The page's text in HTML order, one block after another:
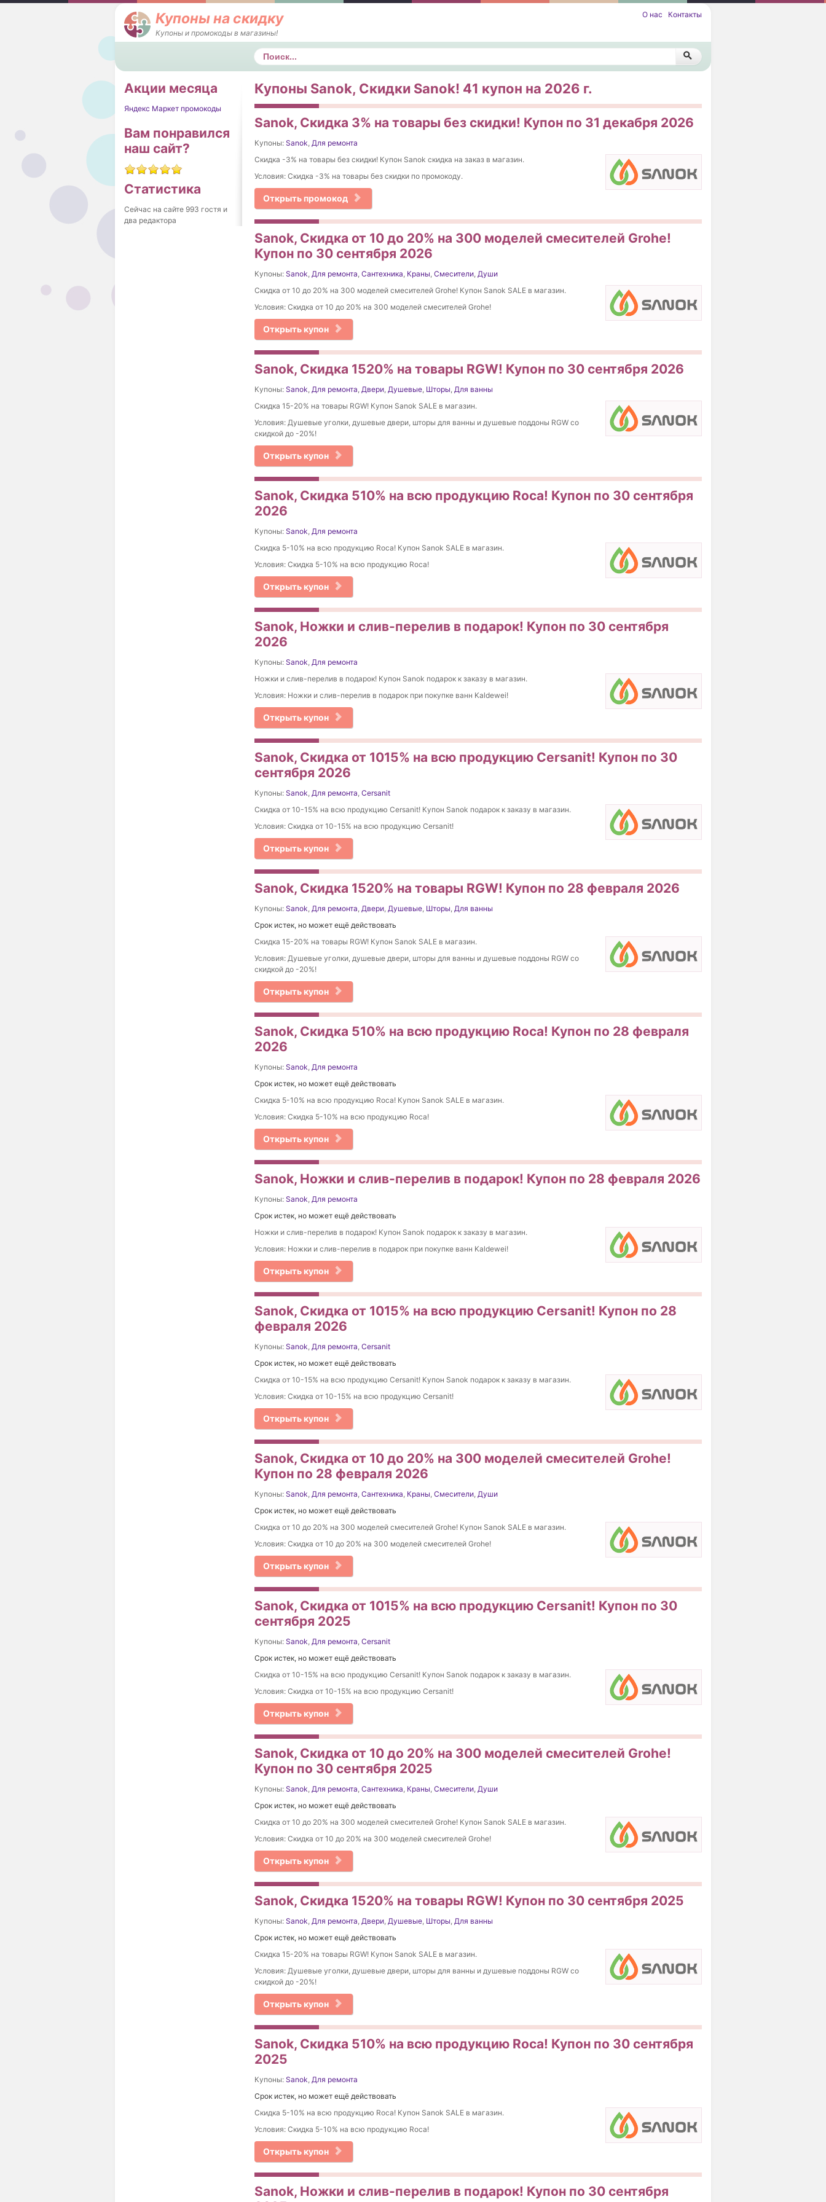
Купоны на скидку
Купоны и промокоды в магазины!
О нас Контакты
Поиск
Акции месяца
Яндекс Маркет промокоды
Вам понравился
наш сайт?
Статистика
Сейчас на сайте 993 гостя и
два редактора
Купоны Sanok, Скидки Sanok! 41 купон на 2026 г.
Sanok, Скидка 3% на товары без скидки! Купон по 31 декабря 2026
Купоны: Sanok, Для ремонта
Скидка -3% на товары без скидки! Купон Sanok скидка на заказ в магазин.
Условия: Скидка -3% на товары без скидки по промокоду.
Открыть промокод
Sanok, Скидка от 10 до 20% на 300 моделей смесителей Grohe!
Купон по 30 сентября 2026
Купоны: Sanok, Для ремонта, Сантехника, Краны, Смесители, Души
Скидка от 10 до 20% на 300 моделей смесителей Grohe! Купон Sanok SALE в магазин.
Условия: Скидка от 10 до 20% на 300 моделей смесителей Grohe!
Открыть купон
Sanok, Скидка 1520% на товары RGW! Купон по 30 сентября 2026
Купоны: Sanok, Для ремонта, Двери, Душевые, Шторы, Для ванны
Скидка 15-20% на товары RGW! Купон Sanok SALE в магазин.
Условия: Душевые уголки, душевые двери, шторы для ванны и душевые поддоны RGW со
скидкой до -20%!
Открыть купон
Sanok, Скидка 510% на вcю продукцию Roca! Купон по 30 сентября
2026
Купоны: Sanok, Для ремонта
Скидка 5-10% на вcю продукцию Roca! Купон Sanok SALE в магазин.
Условия: Скидка 5-10% на вcю продукцию Roca!
Открыть купон
Sanok, Ножки и слив-перелив в подарок! Купон по 30 сентября
2026
Купоны: Sanok, Для ремонта
Ножки и слив-перелив в подарок! Купон Sanok подарок к заказу в магазин.
Условия: Ножки и слив-перелив в подарок при покупке ванн Kaldewei!
Открыть купон
Sanok, Скидка от 1015% на вcю продукцию Cersanit! Купон по 30
сентября 2026
Купоны: Sanok, Для ремонта, Cersanit
Скидка от 10-15% на вcю продукцию Cersanit! Купон Sanok подарок к заказу в магазин.
Условия: Скидка от 10-15% на вcю продукцию Cersanit!
Открыть купон
Sanok, Скидка 1520% на товары RGW! Купон по 28 февраля 2026
Купоны: Sanok, Для ремонта, Двери, Душевые, Шторы, Для ванны
Срок истек, но может ещё действовать
Скидка 15-20% на товары RGW! Купон Sanok SALE в магазин.
Условия: Душевые уголки, душевые двери, шторы для ванны и душевые поддоны RGW со
скидкой до -20%!
Открыть купон
Sanok, Скидка 510% на вcю продукцию Roca! Купон по 28 февраля
2026
Купоны: Sanok, Для ремонта
Срок истек, но может ещё действовать
Скидка 5-10% на вcю продукцию Roca! Купон Sanok SALE в магазин.
Условия: Скидка 5-10% на вcю продукцию Roca!
Открыть купон
Sanok, Ножки и слив-перелив в подарок! Купон по 28 февраля 2026
Купоны: Sanok, Для ремонта
Срок истек, но может ещё действовать
Ножки и слив-перелив в подарок! Купон Sanok подарок к заказу в магазин.
Условия: Ножки и слив-перелив в подарок при покупке ванн Kaldewei!
Открыть купон
Sanok, Скидка от 1015% на вcю продукцию Cersanit! Купон по 28
февраля 2026
Купоны: Sanok, Для ремонта, Cersanit
Срок истек, но может ещё действовать
Скидка от 10-15% на вcю продукцию Cersanit! Купон Sanok подарок к заказу в магазин.
Условия: Скидка от 10-15% на вcю продукцию Cersanit!
Открыть купон
Sanok, Скидка от 10 до 20% на 300 моделей смесителей Grohe!
Купон по 28 февраля 2026
Купоны: Sanok, Для ремонта, Сантехника, Краны, Смесители, Души
Срок истек, но может ещё действовать
Скидка от 10 до 20% на 300 моделей смесителей Grohe! Купон Sanok SALE в магазин.
Условия: Скидка от 10 до 20% на 300 моделей смесителей Grohe!
Открыть купон
Sanok, Скидка от 1015% на вcю продукцию Cersanit! Купон по 30
сентября 2025
Купоны: Sanok, Для ремонта, Cersanit
Срок истек, но может ещё действовать
Скидка от 10-15% на вcю продукцию Cersanit! Купон Sanok подарок к заказу в магазин.
Условия: Скидка от 10-15% на вcю продукцию Cersanit!
Открыть купон
Sanok, Скидка от 10 до 20% на 300 моделей смесителей Grohe!
Купон по 30 сентября 2025
Купоны: Sanok, Для ремонта, Сантехника, Краны, Смесители, Души
Срок истек, но может ещё действовать
Скидка от 10 до 20% на 300 моделей смесителей Grohe! Купон Sanok SALE в магазин.
Условия: Скидка от 10 до 20% на 300 моделей смесителей Grohe!
Открыть купон
Sanok, Скидка 1520% на товары RGW! Купон по 30 сентября 2025
Купоны: Sanok, Для ремонта, Двери, Душевые, Шторы, Для ванны
Срок истек, но может ещё действовать
Скидка 15-20% на товары RGW! Купон Sanok SALE в магазин.
Условия: Душевые уголки, душевые двери, шторы для ванны и душевые поддоны RGW со
скидкой до -20%!
Открыть купон
Sanok, Скидка 510% на вcю продукцию Roca! Купон по 30 сентября
2025
Купоны: Sanok, Для ремонта
Срок истек, но может ещё действовать
Скидка 5-10% на вcю продукцию Roca! Купон Sanok SALE в магазин.
Условия: Скидка 5-10% на вcю продукцию Roca!
Открыть купон
Sanok, Ножки и слив-перелив в подарок! Купон по 30 сентября